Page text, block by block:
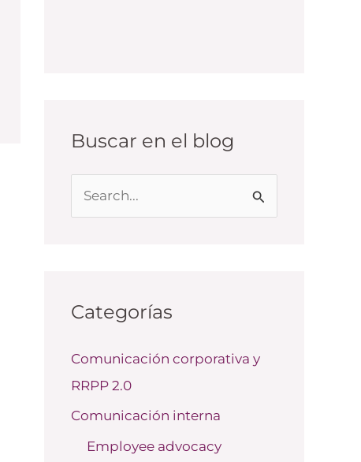
Buscar en el blog
a
p
o
r
Categorías
Comunicación corporativa y
RRPP 2.0
Comunicación interna
Employee advocacy